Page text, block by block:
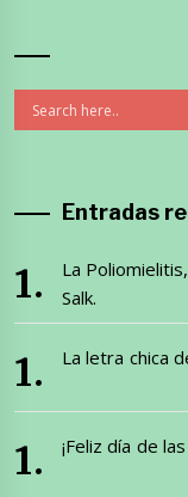
Entradas
La
Salk.
La letra chica
¡Feliz día de